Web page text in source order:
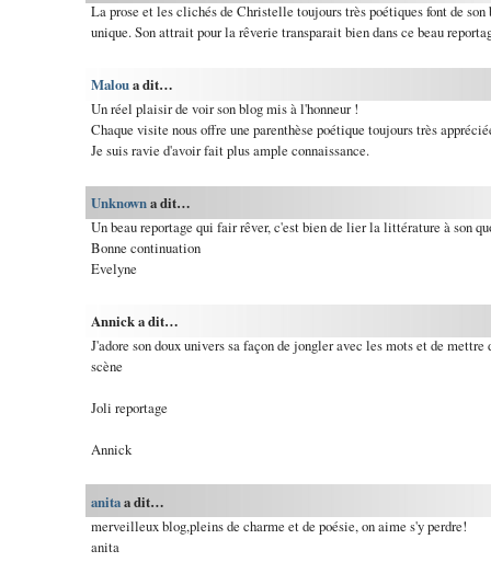
La prose et les clichés de Christelle toujours très poétiques font de son
unique. Son attrait pour la rêverie transparait bien dans ce beau
Maloua dit…
Un réel plaisir de voir son blog mis à l'honneur !
Chaque visite nous offre une parenthèse poétique toujours très
Je suis ravie d'avoir fait plus ample connaissance.
Unknowna dit…
Un beau reportage qui fair rêver, c'est bien de lier la littérature à son
Bonne continuation
Evelyne
Annick a dit…
J'adore son doux univers sa façon de jongler avec les mots et de mettre
scène
Joli reportage
Annick
anitaa dit…
merveilleux blog,pleins de charme et de poésie, on aime s'y perdre!
anita